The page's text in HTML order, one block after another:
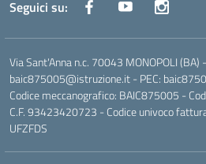
Seguici su:
Via Sant'Anna n.c. 70043 MONOPOLI
baic875005@istruzione.it - PEC:
Codice meccanografico: BAIC875005 -
C.F. 93423420723 - Codice univoco
UFZFDS